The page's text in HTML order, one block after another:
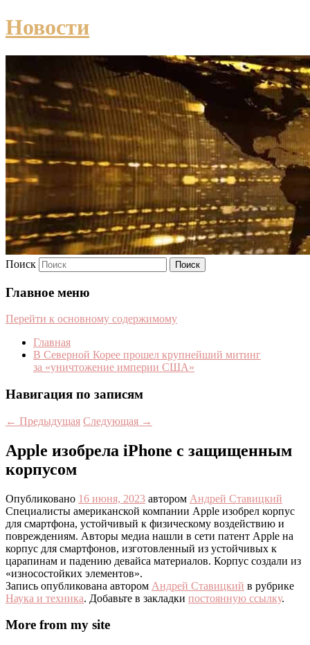
Новости
Поиск
Главное меню
Перейти к основному содержимому
Главная
В Северной Корее прошел крупнейший митинг
за «уничтожение империи США»
Навигация по записям
← Предыдущая Следующая →
Apple изобрела iPhone с защищенным
корпусом
Опубликовано 16 июня, 2023 автором Андрей Ставицкий
Специалисты американской компании Apple изобрел корпус
для смартфона, устойчивый к физическому воздействию и
повреждениям. Авторы медиа нашли в сети патент Apple на
корпус для смартфонов, изготовленный из устойчивых к
царапинам и падению девайса материалов. Корпус создали из
«износостойких элементов».
Запись опубликована автором Андрей Ставицкий в рубрике
Наука и техника. Добавьте в закладки постоянную ссылку.
More from my site